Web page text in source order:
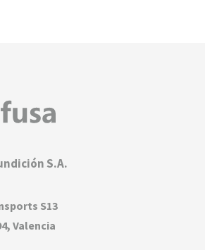
S.A.
S13
Valencia